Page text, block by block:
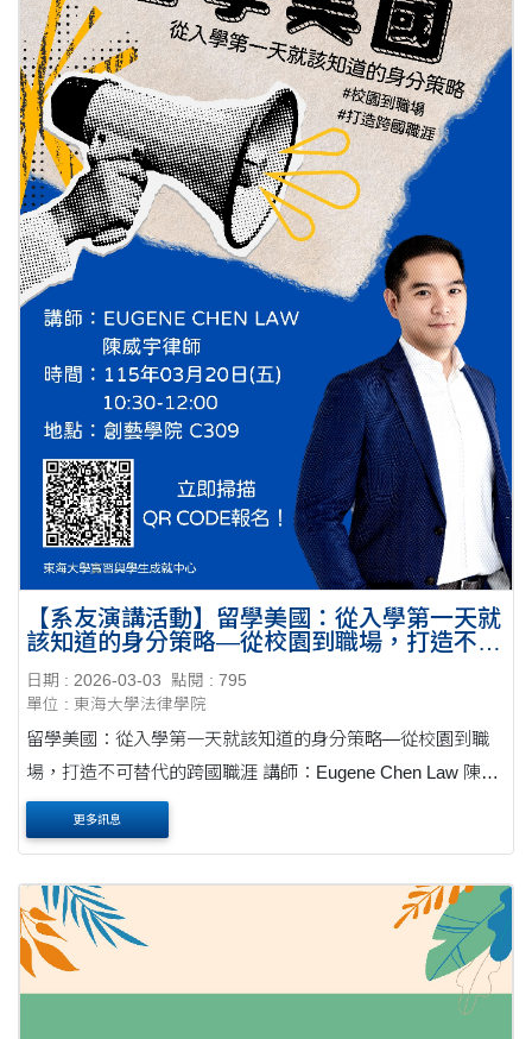
【系友演講活動】留學美國：從入學第一天就
該知道的身分策略—從校園到職場，打造不可
日期 : 2026-03-03
點閱 : 795
單位 : 東海大學法律學院
留學美國：從入學第一天就該知道的身分策略—從校園到職
場，打造不可替代的跨國職涯 講師：Eugene Chen Law 陳威
宇律師 時間：115年03月20日(五) 10:30-12:00 地點：創藝學
更多訊息